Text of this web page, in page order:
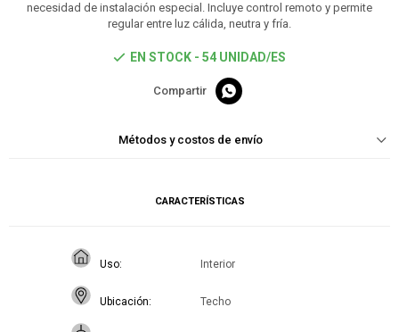
necesidad de instalación especial. Incluye control remoto y permite
regular entre luz cálida, neutra y fría.
EN STOCK - 54 UNIDAD/ES

Métodos y costos de envío
CARACTERÍSTICAS
Uso Interior
Ubicación Techo